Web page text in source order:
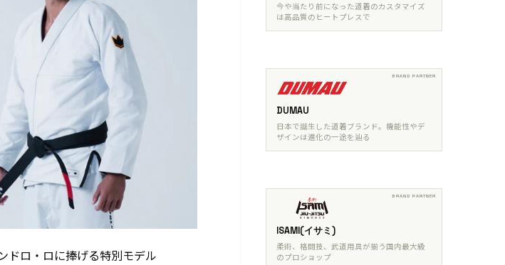
ドロ・ロに捧げる特別モデル
今や当たり前になった道着のカスタマイズ
は高品質のヒートプレスで
DUMAU
日本で誕生した道着ブランド。機能性やデ
ザインは進化の一途を辿る
ISAMI(イサミ)
柔術、格闘技、武道用具が揃う国内最大級
のプロショップ